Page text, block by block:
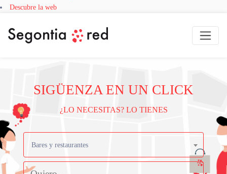
Descubre la web
SIGÜENZA EN UN CLICK
¿LO NECESITAS? LO TIENES
Bares y restaurantes